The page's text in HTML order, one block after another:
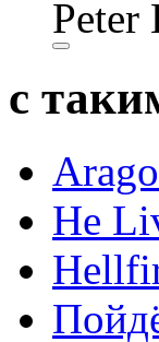
Peter
с
He